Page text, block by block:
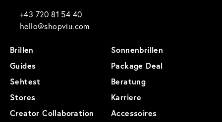
+43 720 81 54 40
hello@shopviu.com
Brillen
Sonnenbrillen
Guides
Package Deal
Sehtest
Beratung
Stores
Karriere
Creator Collaboration
Accessoires